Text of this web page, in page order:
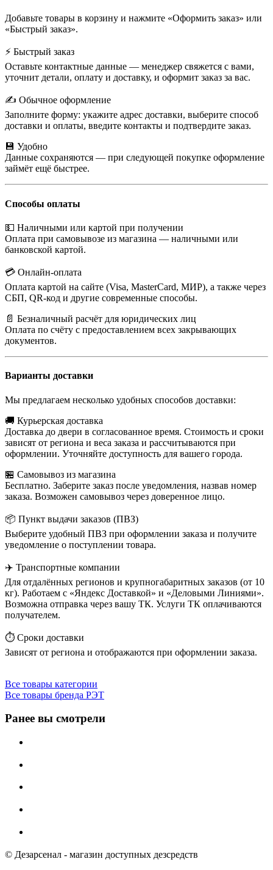
Добавьте товары в корзину и нажмите «Оформить заказ» или
«Быстрый заказ».
⚡ Быстрый заказ
Оставьте контактные данные — менеджер свяжется с вами,
уточнит детали, оплату и доставку, и оформит заказ за вас.
✍️ Обычное оформление
Заполните форму: укажите адрес доставки, выберите способ
доставки и оплаты, введите контакты и подтвердите заказ.
💾 Удобно
Данные сохраняются — при следующей покупке оформление
займёт ещё быстрее.
Способы оплаты
💵 Наличными или картой при получении
Оплата при самовывозе из магазина — наличными или
банковской картой.
💳 Онлайн-оплата
Оплата картой на сайте (Visa, MasterCard, МИР), а также через
СБП, QR-код и другие современные способы.
📄 Безналичный расчёт для юридических лиц
Оплата по счёту с предоставлением всех закрывающих
документов.
Варианты доставки
Мы предлагаем несколько удобных способов доставки:
🚚 Курьерская доставка
Доставка до двери в согласованное время. Стоимость и сроки
зависят от региона и веса заказа и рассчитываются при
оформлении. Уточняйте доступность для вашего города.
🏪 Самовывоз из магазина
Бесплатно. Заберите заказ после уведомления, назвав номер
заказа. Возможен самовывоз через доверенное лицо.
📦 Пункт выдачи заказов (ПВЗ)
Выберите удобный ПВЗ при оформлении заказа и получите
уведомление о поступлении товара.
✈️ Транспортные компании
Для отдалённых регионов и крупногабаритных заказов (от 10
кг). Работаем с «Яндекс Доставкой» и «Деловыми Линиями».
Возможна отправка через вашу ТК. Услуги ТК оплачиваются
получателем.
⏱️ Сроки доставки
Зависят от региона и отображаются при оформлении заказа.
Все товары категории
Все товары бренда РЭТ
Ранее вы смотрели
© Дезарсенал - магазин доступных дезсредств